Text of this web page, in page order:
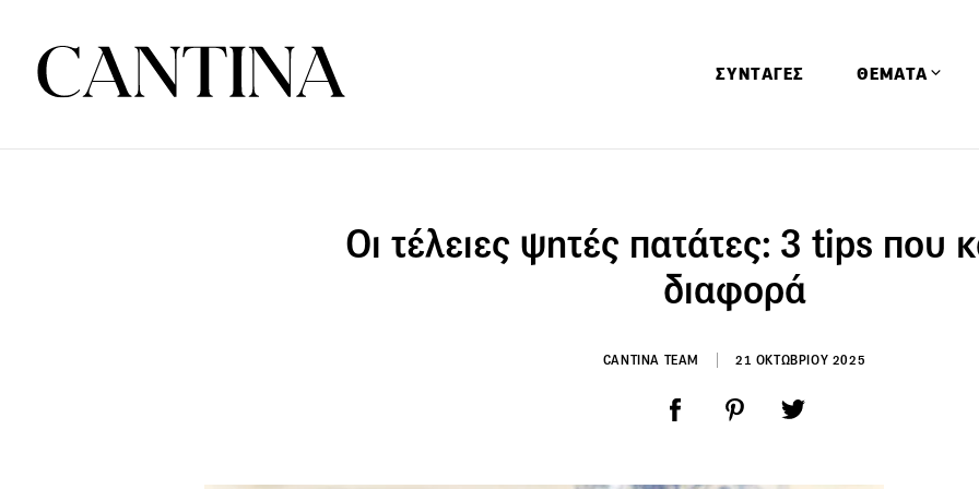
ΣΥΝΤΑΓΕΣ ΘΕΜΑΤΑ
Ειδήσεις
Παιδί
Οι τέλειες ψητές πατάτες: 3 tips που
διαφορά
CANTINA TEAM 21 ΟΚΤΩΒΡΙΟΥ 2025